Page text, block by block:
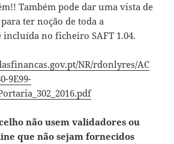
Também pode dar uma vista de
ter noção de toda a
no ficheiro SAFT 1.04.
NR/rdonlyres/AC
9E99-
não usem validadores ou
que não sejam fornecidos